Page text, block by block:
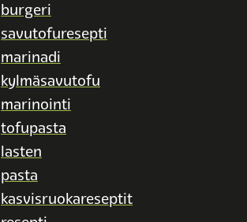
burgeri
savutofuresepti
marinadi
kylmäsavutofu
marinointi
tofupasta
lasten
pasta
kasvisruokareseptit